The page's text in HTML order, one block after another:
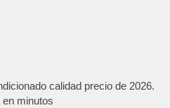
calidad precio de 2026.
minutos